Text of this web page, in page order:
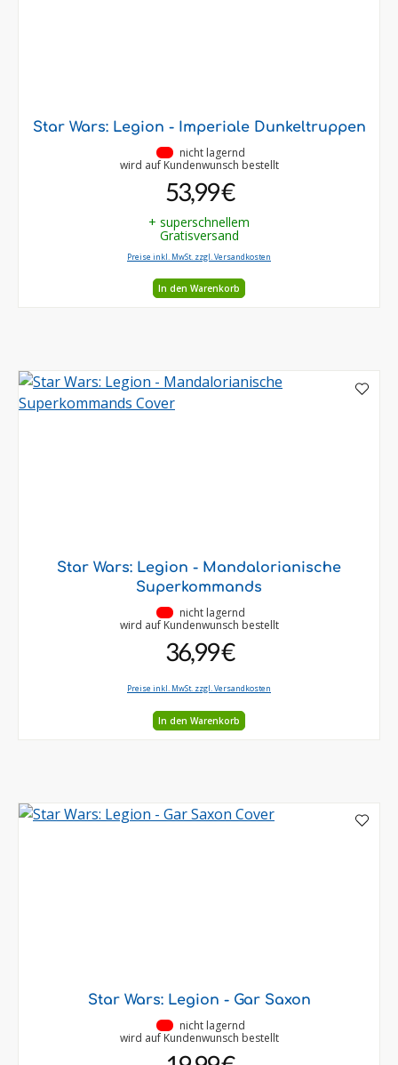
Star Wars: Legion - Imperiale Dunkeltruppen
nicht lagernd
wird auf Kundenwunsch bestellt
53,99 €
+ superschnellem
Gratisversand
Preise inkl. MwSt. zzgl. Versandkosten
In den Warenkorb
Star Wars: Legion - Mandalorianische
Superkommands
nicht lagernd
wird auf Kundenwunsch bestellt
36,99 €
Preise inkl. MwSt. zzgl. Versandkosten
In den Warenkorb
Star Wars: Legion - Gar Saxon
nicht lagernd
wird auf Kundenwunsch bestellt